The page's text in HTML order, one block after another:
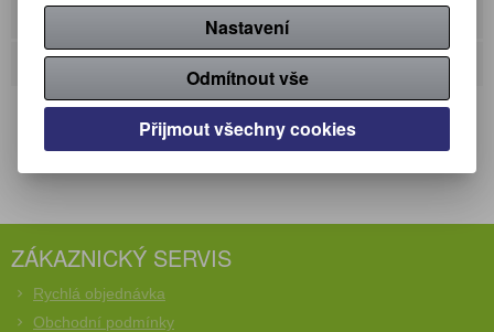
Dotaz na výrobek
Doporučit výrobek
silná chuť, silné aroma, bohatá pěna, krásná dynamická
vůně, směs 50 % Arabiky a 50 % Robusty
ZÁKAZNICKÝ SERVIS
Rychlá objednávka
Obchodní podmínky
Nastavení
Odmítnout vše
Přijmout všechny cookies